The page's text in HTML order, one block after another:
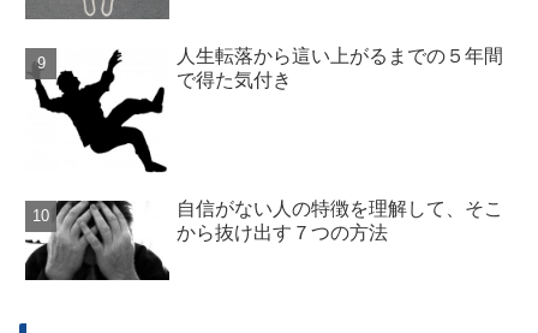
人生転落から這い上がるまでの５年間
で得た気付き
自信がない人の特徴を理解して、そこ
から抜け出す７つの方法